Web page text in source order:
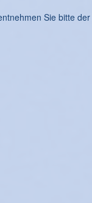
Sie bitte